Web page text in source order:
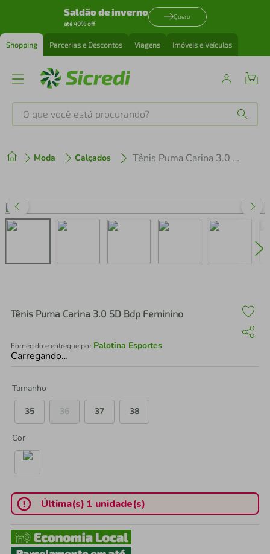
Saldão de inverno
até 40% off
Quero
Shopping Parcerias e Descontos Viagens Imóveis e Veículos
O que você está procurando?
Moda Calçados Tênis Puma Carina 3.0 SD Bdp Feminino
Tênis Puma Carina 3.0 SD Bdp Feminino
Fornecido e entregue por Palotina Esportes
Carregando…
Tamanho
35
36 37 38
Cor
Última(s) 1 unidade(s)
2º cafeteira